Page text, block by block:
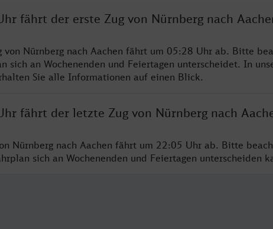
fährt der erste Zug von Nürnberg nach
von Nürnberg nach Aachen fährt um 05:28 Uhr ab. Bitte
sich an Wochenenden und Feiertagen unterscheidet. In
Sie alle Informationen auf einen Blick.
fährt der letzte Zug von Nürnberg nach
Nürnberg nach Aachen fährt um 22:05 Uhr ab. Bitte
sich an Wochenenden und Feiertagen unterscheiden